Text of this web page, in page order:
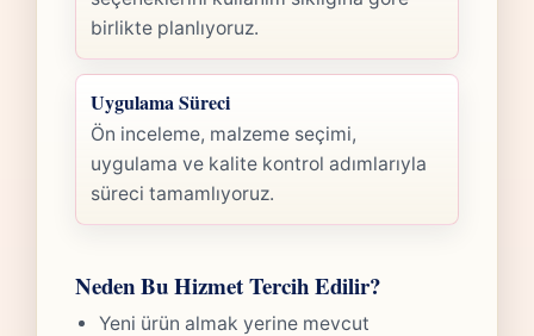
birlikte planlıyoruz.
Uygulama Süreci
Ön inceleme, malzeme seçimi,
uygulama ve kalite kontrol adımlarıyla
süreci tamamlıyoruz.
Neden Bu Hizmet Tercih Edilir?
Yeni ürün almak yerine mevcut